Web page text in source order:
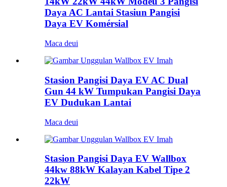
Daya AC Lantai Stasiun Pangisi
Daya EV Komérsial
Maca deui
Stasion Pangisi Daya EV AC Dual
Gun 44 kW Tumpukan Pangisi Daya
EV Dudukan Lantai
Maca deui
Stasion Pangisi Daya EV Wallbox
44kw 88kW Kalayan Kabel Tipe 2
22kW